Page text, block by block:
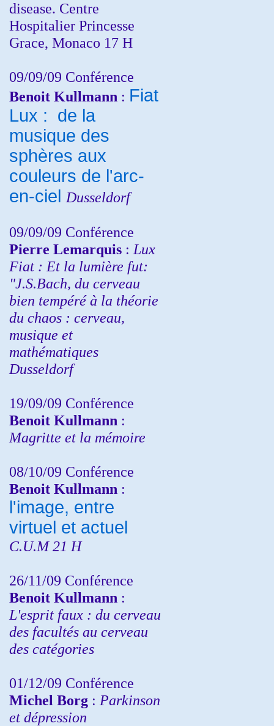
disease. Centre
Hospitalier Princesse
Grace, Monaco 17 H
09/09/09 Conférence
Benoit Kullmann : Fiat
Lux : de la
musique des
sphères aux
couleurs de l'arc-
en-ciel Dusseldorf
09/09/09 Conférence
Pierre Lemarquis : Lux
Fiat : Et la lumière fut:
"J.S.Bach, du cerveau
bien tempéré à la théorie
du chaos : cerveau,
musique et
mathématiques
Dusseldorf
19/09/09 Conférence
Benoit Kullmann :
Magritte et la mémoire
08/10/09 Conférence
Benoit Kullmann :
l'image, entre
virtuel et actuel
C.U.M 21 H
26/11/09 Conférence
Benoit Kullmann :
L'esprit faux : du cerveau
des facultés au cerveau
des catégories
01/12/09 Conférence
Michel Borg : Parkinson
et dépression